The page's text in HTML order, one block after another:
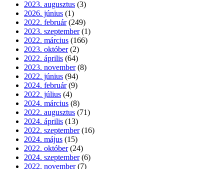
2023. augusztus (3)
2026. június (1)
2022. február (249)
2023. szeptember (1)
2022. március (166)
2023. október (2)
2022. április (64)
2023. november (8)
2022. június (94)
2024. február (9)
2022. július (4)
2024. március (8)
2022. augusztus (71)
2024. április (13)
2022. szeptember (16)
2024. május (15)
2022. október (24)
2024. szeptember (6)
2022. november (7)